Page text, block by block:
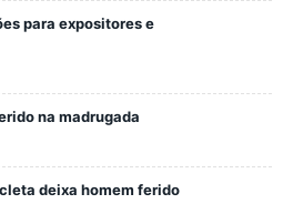
para expositores e
na madrugada
deixa homem ferido